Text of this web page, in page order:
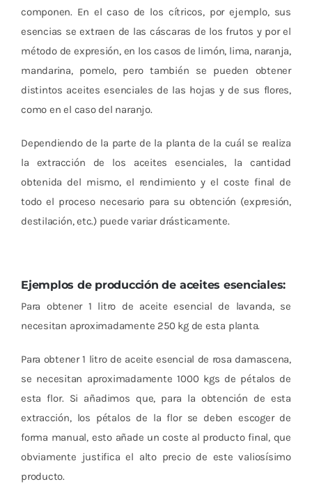
componen. En el caso de los cítricos, por ejemplo, sus
esencias se extraen de las cáscaras de los frutos y por el
método de expresión, en los casos de limón, lima, naranja,
mandarina, pomelo, pero también se pueden obtener
distintos aceites esenciales de las hojas y de sus flores,
como en el caso del naranjo.
Dependiendo de la parte de la planta de la cuál se realiza
la extracción de los aceites esenciales, la cantidad
obtenida del mismo, el rendimiento y el coste final de
todo el proceso necesario para su obtención (expresión,
destilación, etc.) puede variar drásticamente.
Ejemplos de producción de aceites esenciales:
Para obtener 1 litro de aceite esencial de lavanda, se
necesitan aproximadamente 250 kg de esta planta.
Para obtener 1 litro de aceite esencial de rosa damascena,
se necesitan aproximadamente 1000 kgs de pétalos de
esta flor. Si añadimos que, para la obtención de esta
extracción, los pétalos de la flor se deben escoger de
forma manual, esto añade un coste al producto final, que
obviamente justifica el alto precio de este valiosísimo
producto.